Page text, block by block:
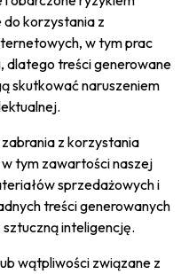
do korzystania z
w tym prac
dlatego treści generowane
skutkować naruszeniem
z korzystania
tym zawartości naszej
sprzedażowych i
treści generowanych
inteligencję.
wątpliwości związane z